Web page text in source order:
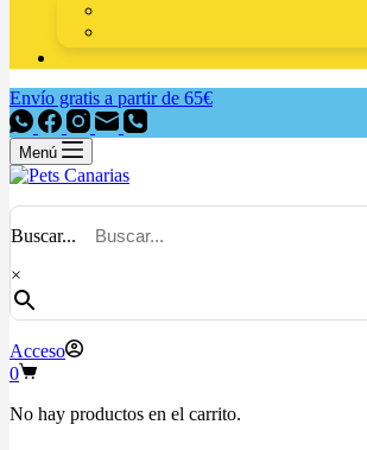
Envío gratis a partir de 65€
Menú
Buscar...
×
Acceso
0
No hay productos en el carrito.